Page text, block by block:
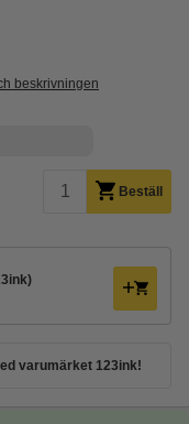
beskrivningen
Beställ
varumärket 123ink!